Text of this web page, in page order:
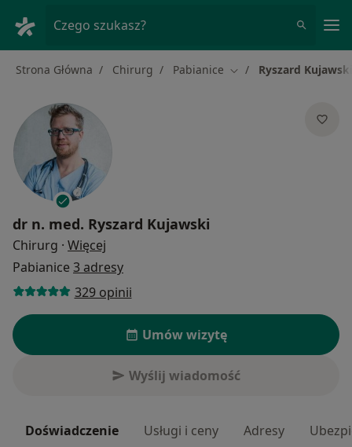
Czego szukasz?
Strona Główna Chirurg Pabianice Zmień miasto
Ryszard Kujawski
dr n. med. Ryszard Kujawski
Chirurg · Więcej
Pabianice 3 adresy
329 opinii
Umów wizytę
Wyślij wiadomość
Doświadczenie Usługi i ceny Adresy